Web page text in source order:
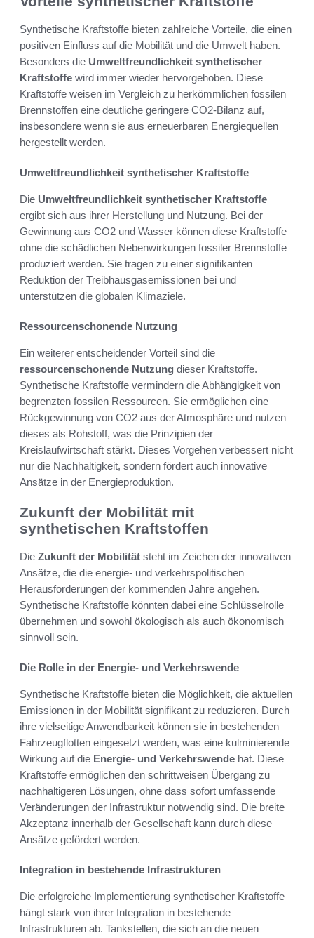
Synthetische Kraftstoffe bieten zahlreiche Vorteile, die einen
positiven Einfluss auf die Mobilität und die Umwelt haben.
Besonders die Umweltfreundlichkeit synthetischer
Kraftstoffe wird immer wieder hervorgehoben. Diese
Kraftstoffe weisen im Vergleich zu herkömmlichen fossilen
Brennstoffen eine deutliche geringere CO2-Bilanz auf,
insbesondere wenn sie aus erneuerbaren Energiequellen
hergestellt werden.
Umweltfreundlichkeit synthetischer Kraftstoffe
Die Umweltfreundlichkeit synthetischer Kraftstoffe
ergibt sich aus ihrer Herstellung und Nutzung. Bei der
Gewinnung aus CO2 und Wasser können diese Kraftstoffe
ohne die schädlichen Nebenwirkungen fossiler Brennstoffe
produziert werden. Sie tragen zu einer signifikanten
Reduktion der Treibhausgasemissionen bei und
unterstützen die globalen Klimaziele.
Ressourcenschonende Nutzung
Ein weiterer entscheidender Vorteil sind die
ressourcenschonende Nutzung dieser Kraftstoffe.
Synthetische Kraftstoffe vermindern die Abhängigkeit von
begrenzten fossilen Ressourcen. Sie ermöglichen eine
Rückgewinnung von CO2 aus der Atmosphäre und nutzen
dieses als Rohstoff, was die Prinzipien der
Kreislaufwirtschaft stärkt. Dieses Vorgehen verbessert nicht
nur die Nachhaltigkeit, sondern fördert auch innovative
Ansätze in der Energieproduktion.
Zukunft der Mobilität mit
synthetischen Kraftstoffen
Die Zukunft der Mobilität steht im Zeichen der innovativen
Ansätze, die die energie- und verkehrspolitischen
Herausforderungen der kommenden Jahre angehen.
Synthetische Kraftstoffe könnten dabei eine Schlüsselrolle
übernehmen und sowohl ökologisch als auch ökonomisch
sinnvoll sein.
Die Rolle in der Energie- und Verkehrswende
Synthetische Kraftstoffe bieten die Möglichkeit, die aktuellen
Emissionen in der Mobilität signifikant zu reduzieren. Durch
ihre vielseitige Anwendbarkeit können sie in bestehenden
Fahrzeugflotten eingesetzt werden, was eine kulminierende
Wirkung auf die Energie- und Verkehrswende hat. Diese
Kraftstoffe ermöglichen den schrittweisen Übergang zu
nachhaltigeren Lösungen, ohne dass sofort umfassende
Veränderungen der Infrastruktur notwendig sind. Die breite
Akzeptanz innerhalb der Gesellschaft kann durch diese
Ansätze gefördert werden.
Integration in bestehende Infrastrukturen
Die erfolgreiche Implementierung synthetischer Kraftstoffe
hängt stark von ihrer Integration in bestehende
Infrastrukturen ab. Tankstellen, die sich an die neuen